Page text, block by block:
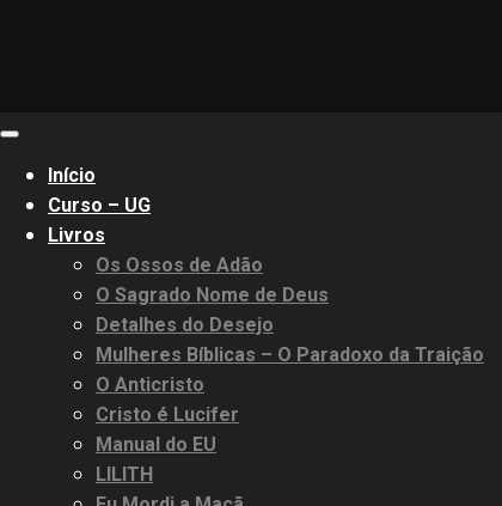
Primary
MenuInício
Curso – UG
Livros
Os Ossos de Adão
O Sagrado Nome de Deus
Detalhes do Desejo
Mulheres Bíblicas – O Paradoxo da Traição
O Anticristo
Cristo é Lucifer
Manual do EU
LILITH